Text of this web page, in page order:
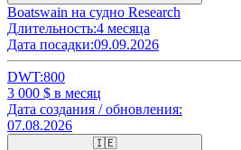
Boatswain на судно Research
Длительность:4 месяца
Дата посадки:09.09.2026
DWT:800
3 000 $ в месяц
Дата создания / обновления:
07.08.2026
🇮🇪